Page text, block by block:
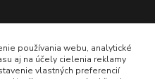
používania webu, analytické
aj na účely cielenia reklamy
vlastných preferencií